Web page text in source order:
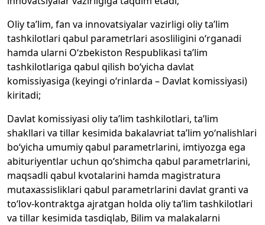
Oliy ta’lim, fan va innovatsiyalar vazirligi oliy ta’lim
tashkilotlari qabul parametrlari asosliligini o‘rganadi
hamda ularni O‘zbekiston Respublikasi ta’lim
tashkilotlariga qabul qilish bo‘yicha davlat
komissiyasiga (keyingi o‘rinlarda – Davlat komissiyasi)
kiritadi;
Davlat komissiyasi oliy ta’lim tashkilotlari, ta’lim
shakllari va tillar kesimida bakalavriat ta’lim yo‘nalishlari
bo‘yicha umumiy qabul parametrlarini, imtiyozga ega
abituriyentlar uchun qo‘shimcha qabul parametrlarini,
maqsadli qabul kvotalarini hamda magistratura
mutaxassisliklari qabul parametrlarini davlat granti va
to‘lov-kontraktga ajratgan holda oliy ta’lim tashkilotlari
va tillar kesimida tasdiqlab, Bilim va malakalarni